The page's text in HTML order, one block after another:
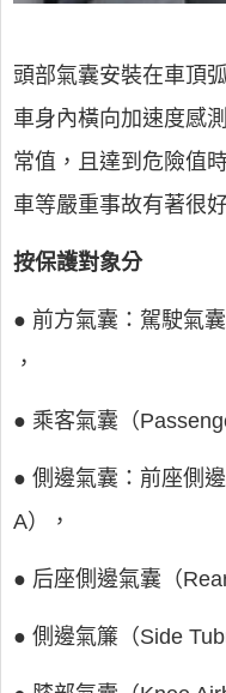
頭部氣囊安裝在車頂
車身內橫向加速度感
常值，且達到危險值
車等嚴重事故有著很
按保護對象分
● 前方氣囊：駕駛氣
，
● 乘客氣囊（
● 側邊氣囊：前座側
A），
● 后座側邊氣囊（
● 側邊氣簾（Side